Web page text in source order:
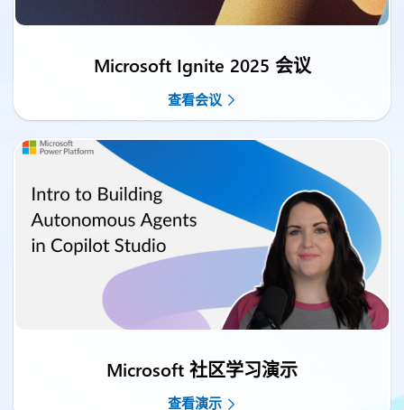
Microsoft Ignite 2025 会议
查看会议
Microsoft 社区学习演示
查看演示